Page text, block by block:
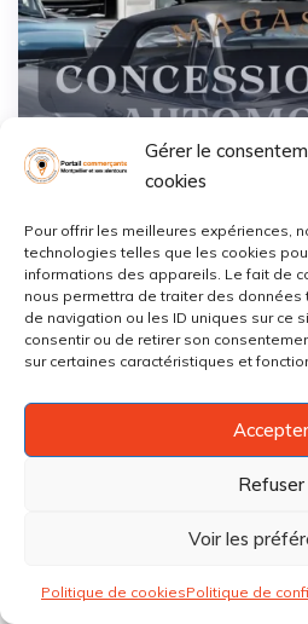
Gérer le
cookies
Pour offrir les meilleures expériences,
technologies telles que les cookies
informations des appareils. Le fait de
nous permettra de traiter des
de navigation ou les ID uniques sur ce
consentir ou de retirer son
sur certaines caractéristiques et
Accepter
Refuser
Voir les
Politique de cookiesPolitique de
LA SQUADRA
Croix d'Argent,Montpellier